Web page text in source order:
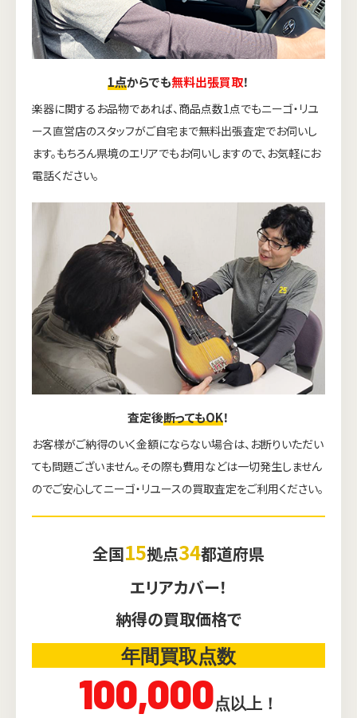
1点からでも無料出張買取！
楽器に関するお品物であれば、商品点数1点でもニーゴ・リユ
ース直営店のスタッフがご自宅まで無料出張査定でお伺いし
ます。もちろん県境のエリアでもお伺いしますので、お気軽にお
電話ください。
査定後断ってもOK！
お客様がご納得のいく金額にならない場合は、お断りいただい
ても問題ございません。その際も費用などは一切発生しません
のでご安心してニーゴ・リユースの買取査定をご利用ください。
全国15拠点34都道府県
エリアカバー！
納得の買取価格で
年間買取点数
100,000点以上！